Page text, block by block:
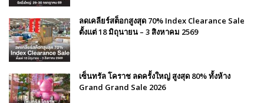
ลดเคลียร์สต็อกสูงสุด 70% Index Clearance Sale
ตั้งแต่ 18 มิถุนายน – 3 สิงหาคม 2569
เซ็นทรัล โคราช ลดครั้งใหญ่ สูงสุด 80% ทั้งห้าง
Grand Grand Sale 2026